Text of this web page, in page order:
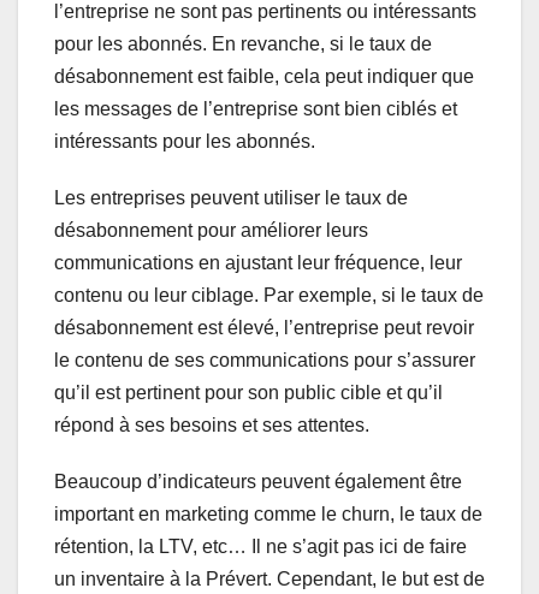
l’entreprise ne sont pas pertinents ou intéressants
pour les abonnés. En revanche, si le taux de
désabonnement est faible, cela peut indiquer que
les messages de l’entreprise sont bien ciblés et
intéressants pour les abonnés.
Les entreprises peuvent utiliser le taux de
désabonnement pour améliorer leurs
communications en ajustant leur fréquence, leur
contenu ou leur ciblage. Par exemple, si le taux de
désabonnement est élevé, l’entreprise peut revoir
le contenu de ses communications pour s’assurer
qu’il est pertinent pour son public cible et qu’il
répond à ses besoins et ses attentes.
Beaucoup d’indicateurs peuvent également être
important en marketing comme le churn, le taux de
rétention, la LTV, etc… Il ne s’agit pas ici de faire
un inventaire à la Prévert. Cependant, le but est de